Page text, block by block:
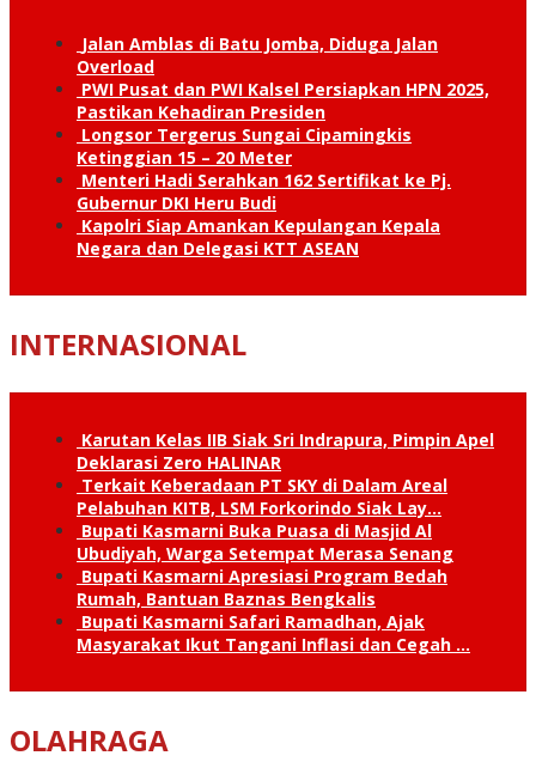
Jalan Amblas di Batu Jomba, Diduga Jalan
Overload
PWI Pusat dan PWI Kalsel Persiapkan HPN 2025,
Pastikan Kehadiran Presiden
Longsor Tergerus Sungai Cipamingkis
Ketinggian 15 – 20 Meter
Menteri Hadi Serahkan 162 Sertifikat ke Pj.
Gubernur DKI Heru Budi
Kapolri Siap Amankan Kepulangan Kepala
Negara dan Delegasi KTT ASEAN
INTERNASIONAL
Karutan Kelas IIB Siak Sri Indrapura, Pimpin Apel
Deklarasi Zero HALINAR
Terkait Keberadaan PT SKY di Dalam Areal
Pelabuhan KITB, LSM Forkorindo Siak Lay…
Bupati Kasmarni Buka Puasa di Masjid Al
Ubudiyah, Warga Setempat Merasa Senang
Bupati Kasmarni Apresiasi Program Bedah
Rumah, Bantuan Baznas Bengkalis
Bupati Kasmarni Safari Ramadhan, Ajak
Masyarakat Ikut Tangani Inflasi dan Cegah …
OLAHRAGA